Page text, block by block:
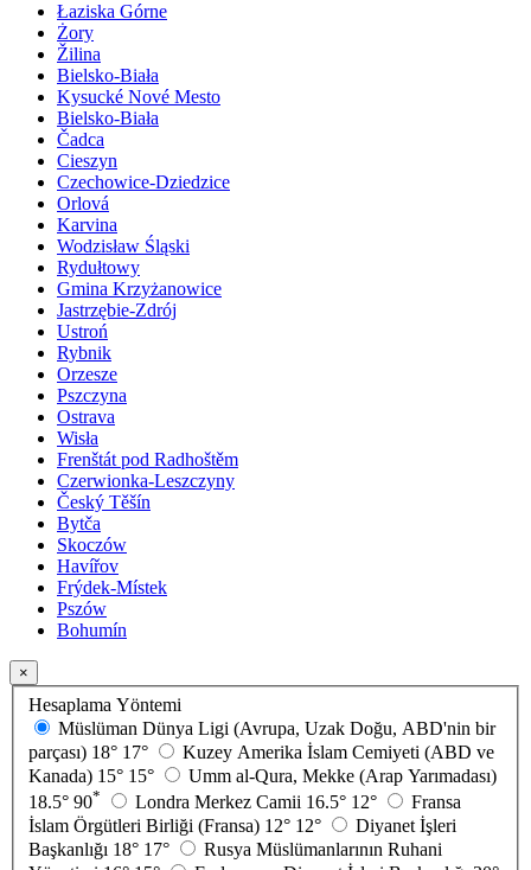
Łaziska Górne
Żory
Žilina
Bielsko-Biała
Kysucké Nové Mesto
Bielsko-Biała
Čadca
Cieszyn
Czechowice-Dziedzice
Orlová
Karvina
Wodzisław Śląski
Rydułtowy
Gmina Krzyżanowice
Jastrzębie-Zdrój
Ustroń
Rybnik
Orzesze
Pszczyna
Ostrava
Wisła
Frenštát pod Radhoštěm
Czerwionka-Leszczyny
Český Těšín
Bytča
Skoczów
Havířov
Frýdek-Místek
Pszów
Bohumín
×
Hesaplama Yöntemi
Müslüman Dünya Ligi (Avrupa, Uzak Doğu, ABD'nin bir
parçası) 18° 17°
Kuzey Amerika İslam Cemiyeti (ABD ve
Kanada) 15° 15°
Umm al-Qura, Mekke (Arap Yarımadası)
18.5° 90* Londra Merkez Camii 16.5° 12°
Fransa
İslam Örgütleri Birliği (Fransa) 12° 12°
Diyanet İşleri
Başkanlığı 18° 17°
Rusya Müslümanlarının Ruhani